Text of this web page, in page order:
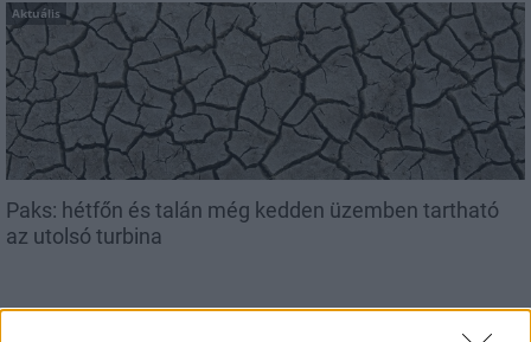
Aktuális
Paks: hétfőn és talán még kedden üzemben tartható
az utolsó turbina